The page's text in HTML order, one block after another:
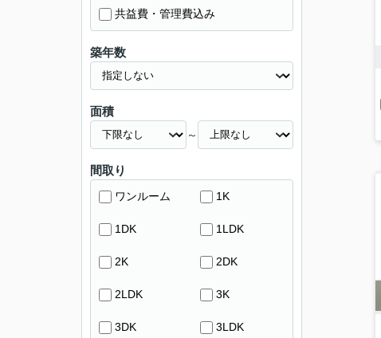
共益費・管理費込み
築年数
面積
～
間取り
ワンルーム 1K
1DK 1LDK
2K 2DK
2LDK 3K
3DK 3LDK